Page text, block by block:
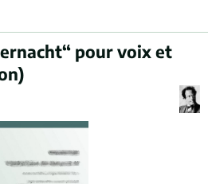
pour voix et